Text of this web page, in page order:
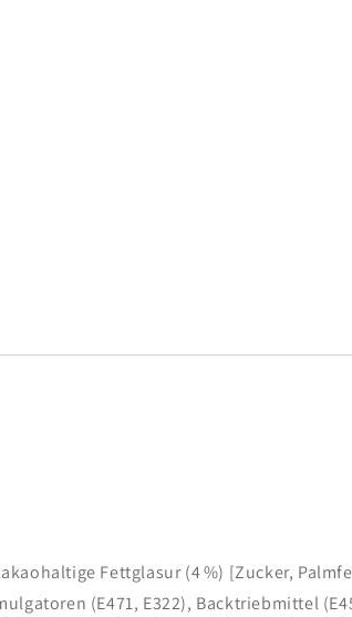
Fettglasur (4 %) [Zucker,
(E471, E322), Backtriebmittel